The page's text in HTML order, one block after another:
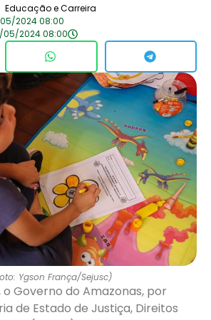
Educação e Carreira
2024 08:00
2024 08:00
Ygson França/Sejusc)
o Governo do Amazonas, por
de Estado de Justiça, Direitos